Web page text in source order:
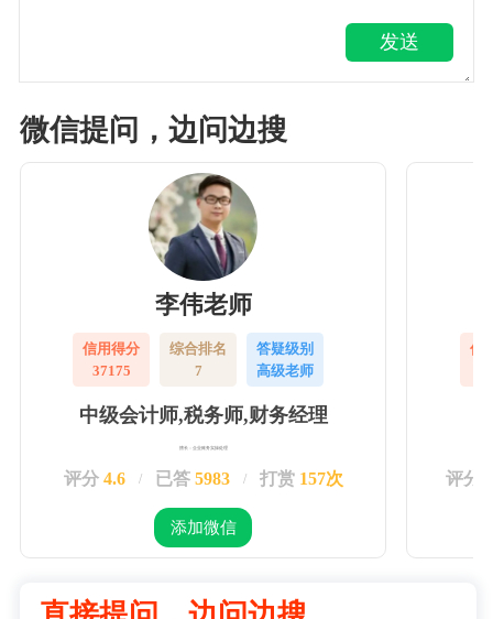
发送
微信提问，边问边搜
李伟老师
信用得分
37175
综合排名
7
答疑级别
高级老师
中级会计师,税务师,财务经理
擅长：企业账务实操处理
评分 4.6 / 已答 5983 / 打赏 157次
添加微信
信
评分